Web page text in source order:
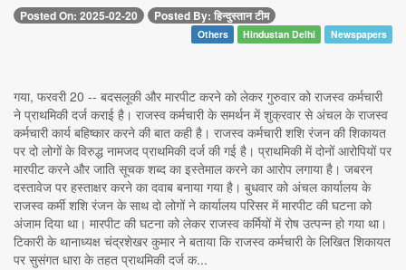
Posted On: 2025-02-20 Posted By: हिन्दुस्तान टीम
Others Hindustan Delhi Newspapers
गया, फरवरी 20 -- बदसलूकी और मारपीट करने को लेकर गुरुवार को राजस्व कर्मचारी
ने प्राथमिकी दर्ज कराई है। राजस्व कर्मचारी के समर्थन में शुक्रवार से अंचल के राजस्व
कर्मचारी कार्य बहिष्कार करने की बात कही है। राजस्व कर्मचारी शशि रंजन की शिकायत
पर दो लोगों के विरुद्ध नामजद प्राथमिकी दर्ज की गई है। प्राथमिकी में दोनों आरोपियों पर
मारपीट करने और जाति सूचक शब्द का इस्तेमाल करने का आरोप लगाया है। जबरन
दस्तावेज पर हस्ताक्षर करने का दवाब बनाया गया है। बुधवार को अंचल कार्यालय के
राजस्व कर्मी शशि रंजन के साथ दो लोगों ने कार्यालय परिसर में मारपीट की घटना को
अंजाम दिया था। मारपीट की घटना को लेकर राजस्व कर्मियों में रोष उत्पन्न हो गया था।
टिकारी के थानाध्यक्ष चंद्रशेखर कुमार ने बताया कि राजस्व कर्मचारी के लिखित शिकायत
पर सुसंगत धारा के तहत प्राथमिकी दर्ज क...